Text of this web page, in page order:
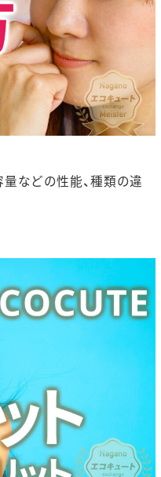
などの性能、種類の違